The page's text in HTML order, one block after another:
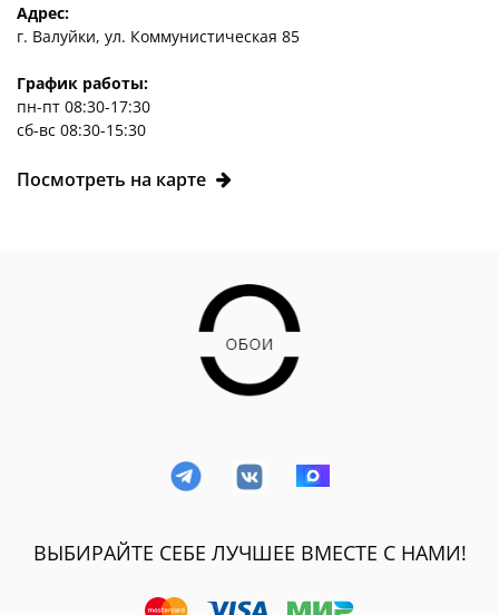
Адрес:
г. Валуйки, ул. Коммунистическая 85
График работы:
пн-пт 08:30-17:30
сб-вс 08:30-15:30
Посмотреть на карте
ВЫБИРАЙТЕ СЕБЕ ЛУЧШЕЕ ВМЕСТЕ С НАМИ!